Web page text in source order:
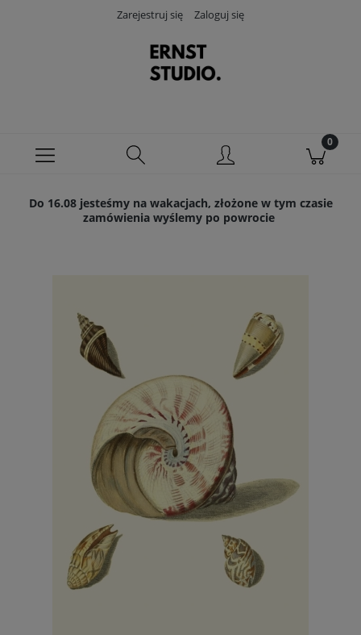
Zarejestruj się Zaloguj się
Do 16.08 jesteśmy na wakacjach, złożone w tym czasie
zamówienia wyślemy po powrocie